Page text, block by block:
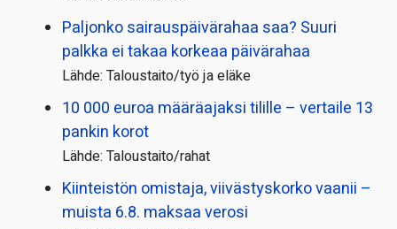
Paljonko sairauspäivä­rahaa saa? Suuri
palkka ei takaa korkeaa päivärahaa
Lähde: Taloustaito/työ ja eläke
10 000 euroa määräajaksi tilille – vertaile 13
pankin korot
Lähde: Taloustaito/rahat
Kiinteistön omistaja, viivästyskorko vaanii –
muista 6.8. maksaa verosi